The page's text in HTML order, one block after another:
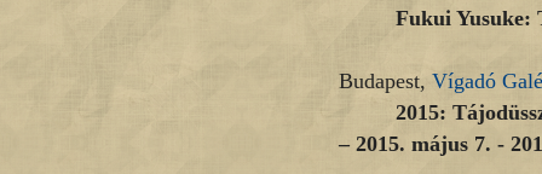
Fukui Yusuke:
Budapest, Vígadó
2015:
– 2015. május 7. -